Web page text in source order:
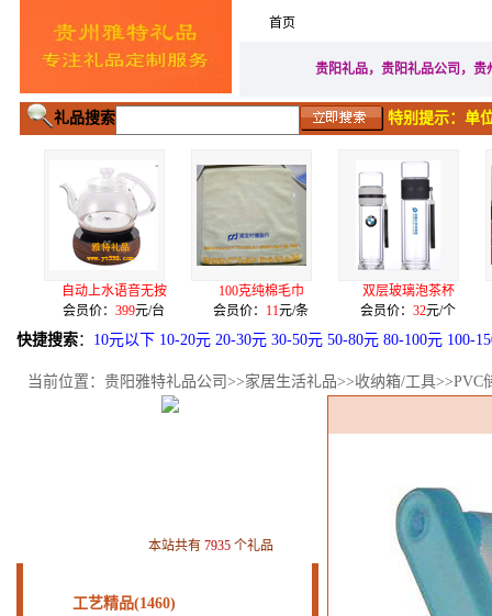
首页
贵阳礼品，贵阳礼品公司，
礼品搜索 特别提示：单
上水语音无按
元/台
100克纯棉毛巾
会员价：
元/条
双层玻璃泡茶杯
会员价：
元/个
电源U盘签
会员价：
快捷搜索： 10元以下 10-20元 20-30元 30-50元 50-80元 80-100元 100-
当前位置： 贵阳雅特礼品公司 >>家居生活礼品>>收纳箱/工具>>PVC
本站共有 7935 个礼品
工艺精品(1460)